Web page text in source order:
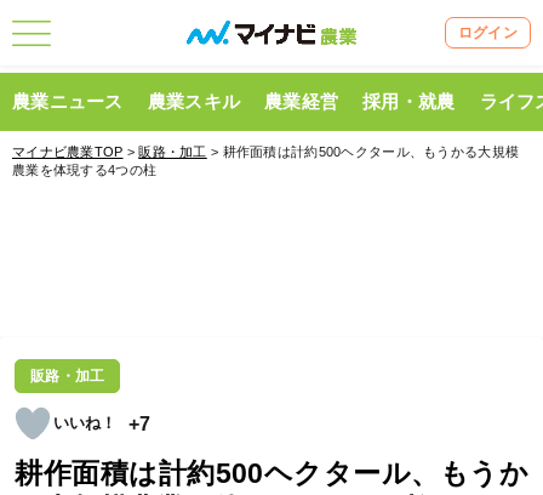
ログイン
農業ニュース 農業スキル 農業経営 採用・就農 ライフ
マイナビ農業TOP >販路・加工 > 耕作面積は計約500ヘクタール、もうかる大規模
農業を体現する4つの柱
販路・加工
+7
耕作面積は計約500ヘクタール、もうか